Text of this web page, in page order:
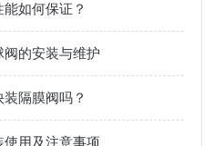
如何保证？
的安装与维护
隔膜阀吗？
用及注意事项